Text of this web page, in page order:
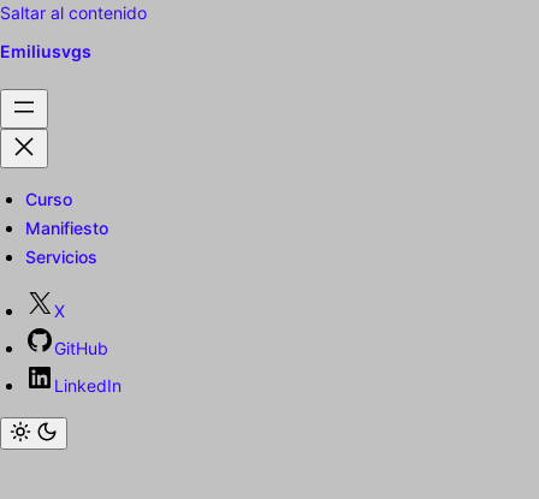
Saltar al contenido
Emiliusvgs
Curso
Manifiesto
Servicios
X
GitHub
LinkedIn